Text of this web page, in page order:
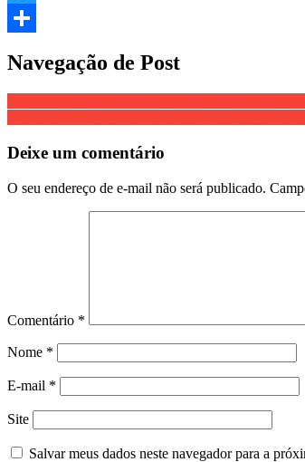
Twitter
Navegação de Post
Deixe um comentário
O seu endereço de e-mail não será publicado.
Comentário *
Nome *
E-mail *
Site
Salvar meus dados neste navegador para a